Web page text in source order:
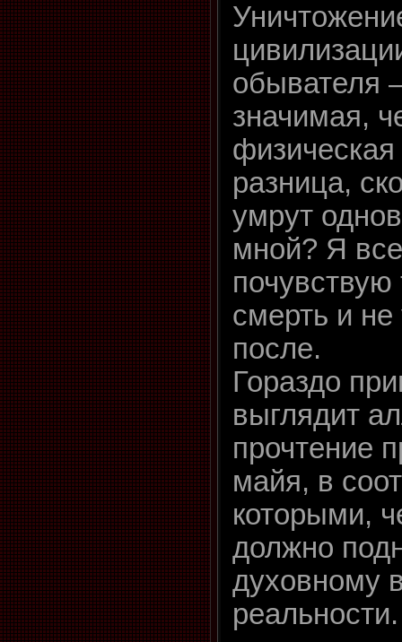
обывателя
значимая,
разница,
умрут
мной? Я
смерть и не
после.
Гораздо
выглядит
прочтение
майя, в
которыми,
должно
духовному
реальности.